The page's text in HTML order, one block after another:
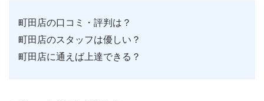
町田店の口コミ・評判は？
町田店のスタッフは優しい？
町田店に通えば上達できる？